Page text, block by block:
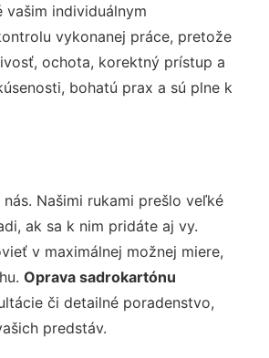
vašim individuálnym
vykonanej práce, pretože
ochota, korektný prístup a
bohatú prax a sú plne k
Našimi rukami prešlo veľké
ak sa k nim pridáte aj vy.
v maximálnej možnej miere,
Oprava sadrokartónu
či detailné poradenstvo,
predstáv.